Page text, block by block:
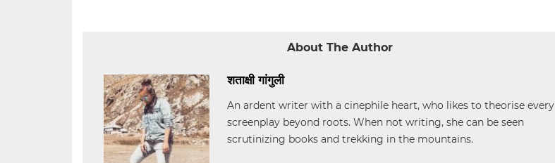
About The Author
शताक्षी गांगुली
An ardent writer with a cinephile heart, who likes to theorise every
screenplay beyond roots. When not writing, she can be seen
scrutinizing books and trekking in the mountains.